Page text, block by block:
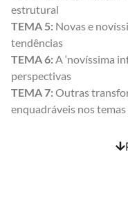
estrutural
TEMA 5: Novas e
tendências
TEMA 6: A ‘novíssima
perspectivas
TEMA 7:Outras
enquadráveis nos temas